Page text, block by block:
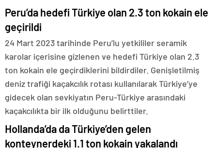
Peru’da hedefi Türkiye olan 2.3 ton kokain ele
geçirildi
24 Mart 2023 tarihinde Peru’lu yetkililer seramik
karolar içerisine gizlenen ve hedefi Türkiye olan 2.3
ton kokain ele geçirdiklerini bildirdiler. Genişletilmiş
deniz trafiği kaçakcılık rotası kullanılarak Türkiye’ye
gidecek olan sevkiyatın Peru-Türkiye arasındaki
kaçakcılıkta bir ilk olduğunu belirttiler.
Hollanda’da da Türkiye’den gelen
konteynerdeki 1.1 ton kokain yakalandı